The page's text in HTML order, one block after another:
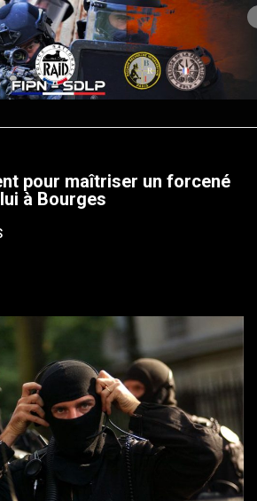
pour maîtriser un forcené
à Bourges